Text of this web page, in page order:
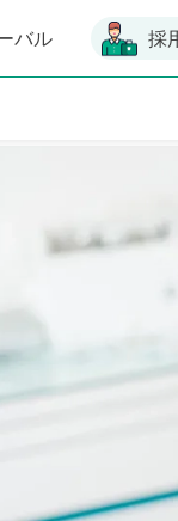
バル 採